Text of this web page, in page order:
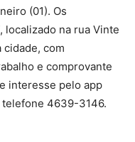
(01). Os
localizado na rua Vinte
cidade, com
e comprovante
interesse pelo app
telefone 4639-3146.